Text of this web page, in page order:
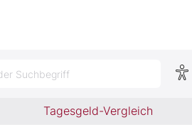
Suchbegriff
Tagesgeld-Vergleich